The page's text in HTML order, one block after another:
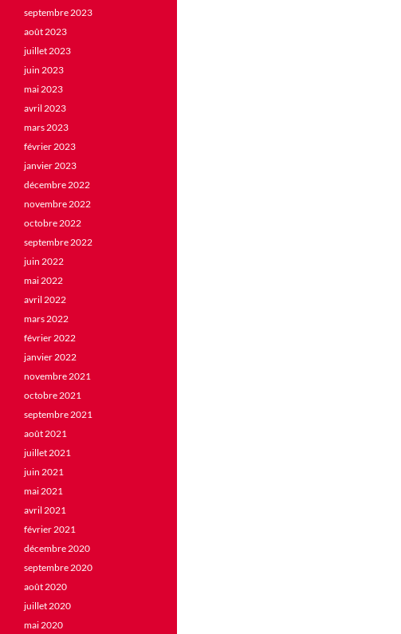
septembre 2023
août 2023
juillet 2023
juin 2023
mai 2023
avril 2023
mars 2023
février 2023
janvier 2023
décembre 2022
novembre 2022
octobre 2022
septembre 2022
juin 2022
mai 2022
avril 2022
mars 2022
février 2022
janvier 2022
novembre 2021
octobre 2021
septembre 2021
août 2021
juillet 2021
juin 2021
mai 2021
avril 2021
février 2021
décembre 2020
septembre 2020
août 2020
juillet 2020
mai 2020